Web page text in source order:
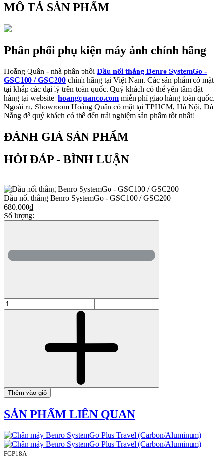
MÔ TẢ SẢN PHẨM
Phân phối phụ kiện máy ảnh chính hãng
Hoằng Quân - nhà phân phối Đầu nối thẳng Benro SystemGo -
GSC100 / GSC200 chính hãng tại Việt Nam. Các sản phẩm có mặt
tại khắp các đại lý trên toàn quốc. Quý khách có thể yên tâm đặt
hàng tại website: hoangquanco.com miễn phí giao hàng toàn quốc.
Ngoài ra, Showroom Hoằng Quân có mặt tại TPHCM, Hà Nội, Đà
Nẵng để quý khách có thể đến trải nghiệm sản phẩm tốt nhất!
ĐÁNH GIÁ SẢN PHẨM
HỎI ĐÁP - BÌNH LUẬN
Đầu nối thẳng Benro SystemGo - GSC100 / GSC200
680.000₫
Số lượng:
Thêm vào giỏ
SẢN PHẨM LIÊN QUAN
FGP18A